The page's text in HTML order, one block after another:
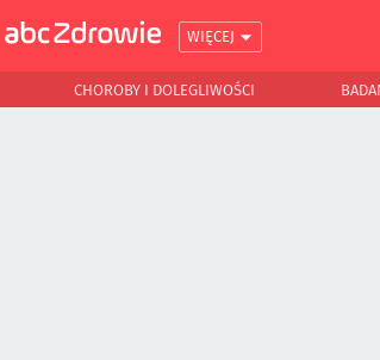
WIĘCEJ
CHOROBY I DOLEGLIWOŚCI